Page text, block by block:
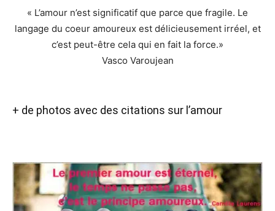
« L’amour n’est significatif que parce que fragile. Le
langage du coeur amoureux est délicieusement irréel, et
c’est peut-être cela qui en fait la force.»
Vasco Varoujean
+ de photos avec des citations sur l’amour